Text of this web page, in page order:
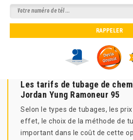
Les tarifs de tubage de
Jordan Yung Ramoneur 95
Selon le types de tubages, les
effet, le choix de la méthode de
important dans le coût de cette